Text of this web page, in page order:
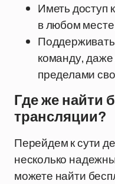
Иметь доступ
в любом
команду,
пределами
Где же найти
трансляции?
Перейдем к сути
несколько
можете найти